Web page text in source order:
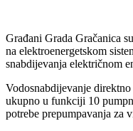
Građani Grada Gračanica
na elektroenergetskom
snabdijevanja električnom
Vodosnabdijevanje
ukupno u funkciji 10
potrebe prepumpavanja za